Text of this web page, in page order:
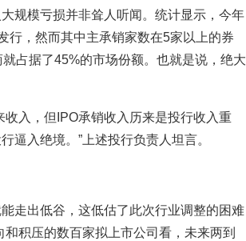
规模亏损并非耸人听闻。统计显示，今年
行，然而其中主承销家数在5家以上的券
占据了45%的市场份额。也就是说，绝大
入，但IPO承销收入历来是投行收入重
逼入绝境。”上述投行负责人坦言。
走出低谷，这低估了此次行业调整的困难
积压的数百家拟上市公司看，未来两到